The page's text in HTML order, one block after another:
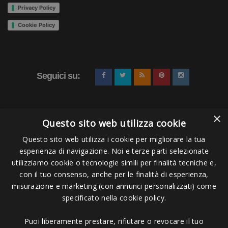
Energia di pronto utilizzo
A rilascio graduale per i tuoi muscoli
Riduzione della stanchezza e dell’affaticamento,
ripristino del normale metabolismo energetico e
Come Assumerel'integratore per nuotatori
RECUPERO? Sciogli il contenuto di 1 bustina in 500ml
di acqua ed agita bene. Puoi utilizzare la pratica
borraccia per integratori Swimmershop . Puoi assumere
indicativamente da 1 a 3 bustine al
giorno, preferibilmente dopo gli allenamenti. Ma
Privacy Policy
Cookie Policy
Seguici su:
Pagamenti Accettati
×
Questo sito web utilizza cookie
Questo sito web utilizza i cookie per migliorare la tua
esperienza di navigazione. Noi e terze parti selezionate
utilizziamo cookie o tecnologie simili per finalità tecniche e,
con il tuo consenso, anche per le finalità di esperienza,
misurazione e marketing (con annunci personalizzati) come
specificato nella cookie policy.
Puoi liberamente prestare, rifiutare o revocare il tuo